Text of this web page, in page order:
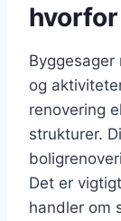
og
renovering
strukturer.
Det er
handler om